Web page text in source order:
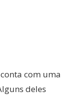
com uma
deles